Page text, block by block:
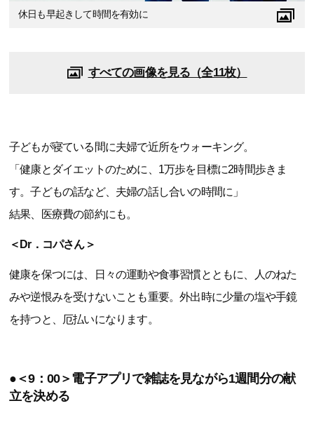
休日も早起きして時間を有効に
すべての画像を見る（全11枚）
子どもが寝ている間に夫婦で近所をウォーキング。
「健康とダイエットのために、1万歩を目標に2時間歩きま
す。子どもの話など、夫婦の話し合いの時間に」
結果、医療費の節約にも。
＜Dr．コパさん＞
健康を保つには、日々の運動や食事習慣とともに、人のねた
みや逆恨みを受けないことも重要。外出時に少量の塩や手鏡
を持つと、厄払いになります。
●＜9：00＞電子アプリで雑誌を見ながら1週間分の献
立を決める